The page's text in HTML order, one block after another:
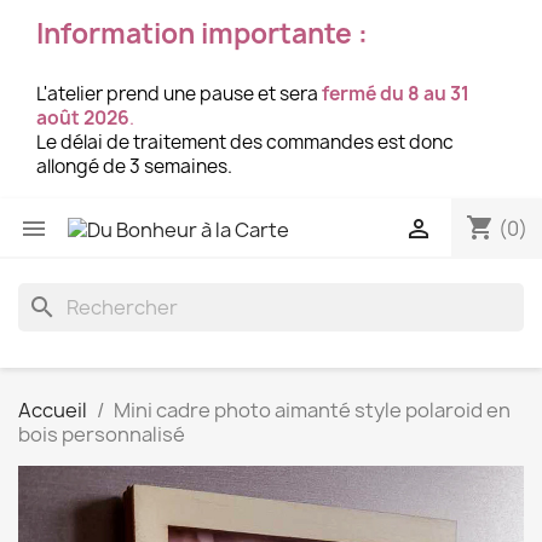
Information importante :
L'atelier prend une pause et serafermé du 8 au 31
août 2026.
Le délai de traitement des commandes est donc
allongé de 3 semaines.
 shopping_cart (0)

search
Accueil
Mini cadre photo aimanté style polaroid en
bois personnalisé